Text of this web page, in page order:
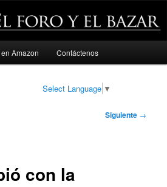
Amazon Contáctenos
Select Language ▼
Siguiente →
con la